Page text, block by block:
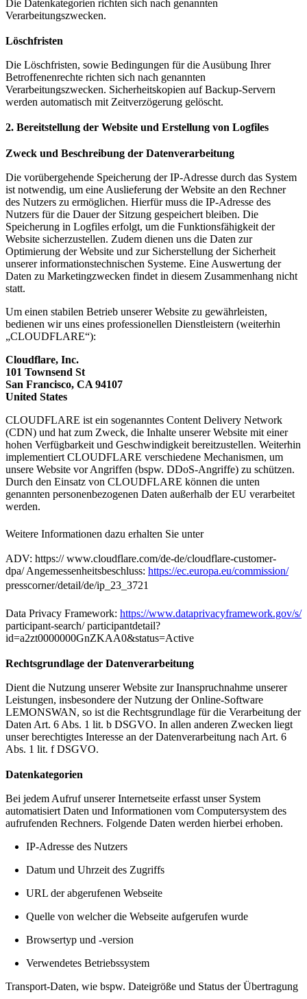
Die Datenkategorien richten sich nach genannten
Verarbeitungszwecken.
Löschfristen
Die Löschfristen, sowie Bedingungen für die Ausübung Ihrer
Betroffenenrechte richten sich nach genannten
Verarbeitungszwecken. Sicherheitskopien auf Backup-Servern
werden automatisch mit Zeitverzögerung gelöscht.
2. Bereitstellung der Website und Erstellung von Logfiles
Zweck und Beschreibung der Datenverarbeitung
Die vorübergehende Speicherung der IP-Adresse durch das System
ist notwendig, um eine Auslieferung der Website an den Rechner
des Nutzers zu ermöglichen. Hierfür muss die IP-Adresse des
Nutzers für die Dauer der Sitzung gespeichert bleiben. Die
Speicherung in Logfiles erfolgt, um die Funktionsfähigkeit der
Website sicherzustellen. Zudem dienen uns die Daten zur
Optimierung der Website und zur Sicherstellung der Sicherheit
unserer informationstechnischen Systeme. Eine Auswertung der
Daten zu Marketingzwecken findet in diesem Zusammenhang nicht
statt.
Um einen stabilen Betrieb unserer Website zu gewährleisten,
bedienen wir uns eines professionellen Dienstleistern (weiterhin
„CLOUDFLARE“):
Cloudflare, Inc.
101 Townsend St
San Francisco, CA 94107
United States
CLOUDFLARE ist ein sogenanntes Content Delivery Network
(CDN) und hat zum Zweck, die Inhalte unserer Website mit einer
hohen Verfügbarkeit und Geschwindigkeit bereitzustellen. Weiterhin
implementiert CLOUDFLARE verschiedene Mechanismen, um
unsere Website vor Angriffen (bspw. DDoS-Angriffe) zu schützen.
Durch den Einsatz von CLOUDFLARE können die unten
genannten personenbezogenen Daten außerhalb der EU verarbeitet
werden.
Weitere Informationen dazu erhalten Sie unter
ADV: https:// www.cloudflare.com/de-de/cloudflare-customer-
dpa/ Angemessenheitsbeschluss: https://ec.europa.eu/commission/
presscorner/detail/de/ip_23_3721
Data Privacy Framework: https://www.dataprivacyframework.gov/s/
participant-search/ participantdetail?
id=a2zt0000000GnZKAA0&status=Active
Rechtsgrundlage der Datenverarbeitung
Dient die Nutzung unserer Website zur Inanspruchnahme unserer
Leistungen, insbesondere der Nutzung der Online-Software
LEMONSWAN, so ist die Rechtsgrundlage für die Verarbeitung der
Daten Art. 6 Abs. 1 lit. b DSGVO. In allen anderen Zwecken liegt
unser berechtigtes Interesse an der Datenverarbeitung nach Art. 6
Abs. 1 lit. f DSGVO.
Datenkategorien
Bei jedem Aufruf unserer Internetseite erfasst unser System
automatisiert Daten und Informationen vom Computersystem des
aufrufenden Rechners. Folgende Daten werden hierbei erhoben.
IP-Adresse des Nutzers
Datum und Uhrzeit des Zugriffs
URL der abgerufenen Webseite
Quelle von welcher die Webseite aufgerufen wurde
Browsertyp und -version
Verwendetes Betriebssystem
Transport-Daten, wie bspw. Dateigröße und Status der Übertragung